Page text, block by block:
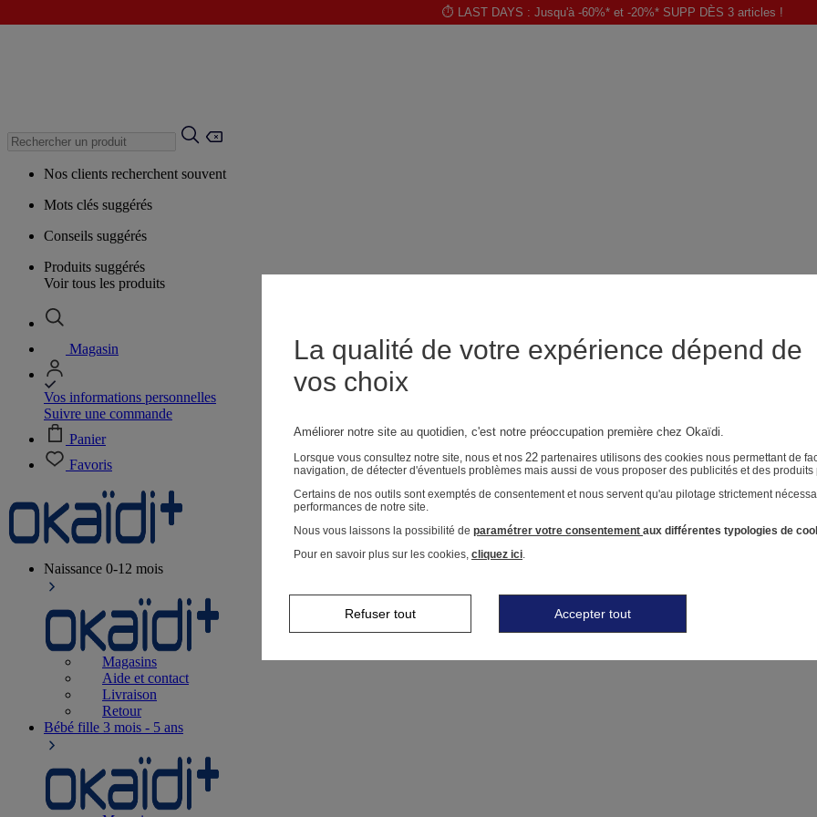
⏱️ LAST DAYS : Jusqu'à -60%* et -20%* SUPP DÈS 3 articles !
Nos clients recherchent souvent
Mots clés suggérés
Conseils suggérés
Produits suggérés
Voir tous les produits
Magasin
Vos informations personnelles
Suivre une commande
Panier
Favoris
Naissance 0-12 mois
Magasins
Aide et contact
Livraison
Retour
Bébé fille 3 mois - 5 ans
La qualité de votre expérience dépend de
vos choix
Améliorer notre site au quotidien, c'est notre préoccupation première chez Okaïdi.
Lorsque vous consultez notre site, nous et nos 22 partenaires utilisons des cookies nous permettant de
navigation, de détecter d'éventuels problèmes mais aussi de vous proposer des publicités et des
Certains de nos outils sont exemptés de consentement et nous servent qu'au pilotage strictement
performances de notre site.
Nous vous laissons la possibilité de paramétrer votre consentement aux différentes typologies de
Pour en savoir plus sur les cookies, cliquez ici.
Refuser tout Accepter tout